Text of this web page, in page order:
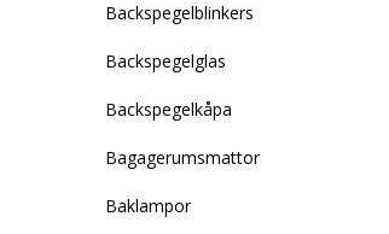
Backspegelblinkers
Backspegelglas
Backspegelkåpa
Bagagerumsmattor
Baklampor